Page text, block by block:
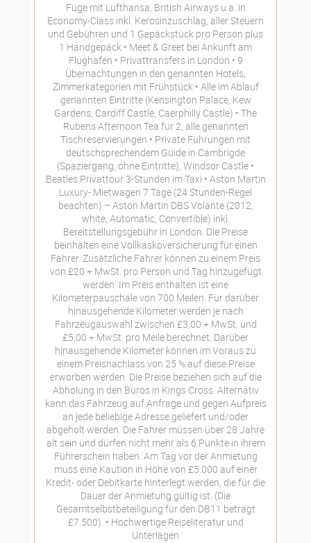
Füge mit Lufthansa, British Airways u.a. in
Economy-Class inkl. Kerosinzuschlag, aller Steuern
und Gebühren und 1 Gepäckstück pro Person plus
1 Handgepäck
Meet & Greet bei Ankunft am
Flughafen
Privattransfers in London
9
Übernachtungen in den genannten Hotels,
Zimmerkategorien mit Frühstück
Alle im Ablauf
genannten Eintritte (Kensington Palace, Kew
Gardens, Cardiff Castle, Caerphilly Castle)
The
Rubens Afternoon Tea für 2, alle genannten
Tischreservierungen
Private Führungen mit
deutschsprechendem Guide in Cambrigde
(Spaziergang, ohne Eintritte), Windsor Castle
Beatles Privattour 3-Stunden im Taxi
Aston Martin
Luxury- Mietwagen 7 Tage (24 Stunden-Regel
beachten) – Aston Martin DBS Volante (2012,
white, Automatic, Convertible) inkl.
Bereitstellungsgebühr in London. Die Preise
beinhalten eine Vollkaskoversicherung für einen
Fahrer. Zusätzliche Fahrer können zu einem Preis
von £20 + MwSt. pro Person und Tag hinzugefügt
werden. Im Preis enthalten ist eine
Kilometerpauschale von 700 Meilen. Für darüber
hinausgehende Kilometer werden je nach
Fahrzeugauswahl zwischen £3,00 + MwSt. und
£5,00 + MwSt. pro Meile berechnet. Darüber
hinausgehende Kilometer können im Voraus zu
einem Preisnachlass von 25 % auf diese Preise
erworben werden. Die Preise beziehen sich auf die
Abholung in den Büros in Kings Cross. Alternativ
kann das Fahrzeug auf Anfrage und gegen Aufpreis
an jede beliebige Adresse geliefert und/oder
abgeholt werden. Die Fahrer müssen über 28 Jahre
alt sein und dürfen nicht mehr als 6 Punkte in ihrem
Führerschein haben. Am Tag vor der Anmietung
muss eine Kaution in Höhe von £5.000 auf einer
Kredit- oder Debitkarte hinterlegt werden, die für die
Dauer der Anmietung gültig ist. (Die
Gesamtselbstbeteiligung für den DB11 beträgt
£7.500).
Hochwertige Reiseliteratur und
Unterlagen